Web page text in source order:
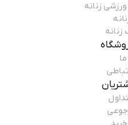
زنانه